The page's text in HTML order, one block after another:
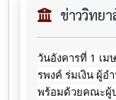
ข่าววิทย
วันอังคารที่ 1 เม
รพงค์ ร่มเงิน ผู้อ
พร้อมด้วยคณะผู้